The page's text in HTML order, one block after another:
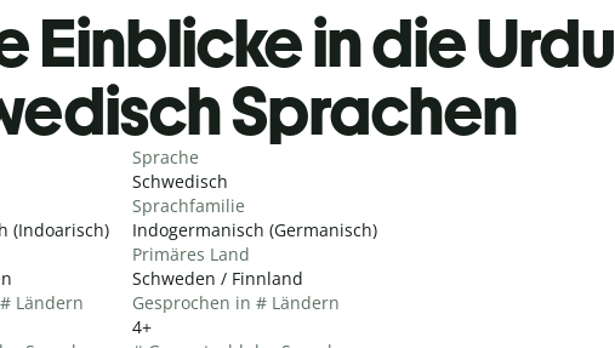
Einblicke in die Urdu
Sprachen
(Indoarisch)
Ländern
Sprache
Schwedisch
Sprachfamilie
Indogermanisch (Germanisch)
Primäres Land
Schweden / Finnland
Gesprochen in # Ländern
4+